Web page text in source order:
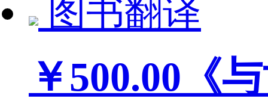
图书翻译
￥500.00 《